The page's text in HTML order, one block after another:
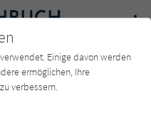
Charts Newsletter
Einige davon werden
ermöglichen, Ihre
verbessern.